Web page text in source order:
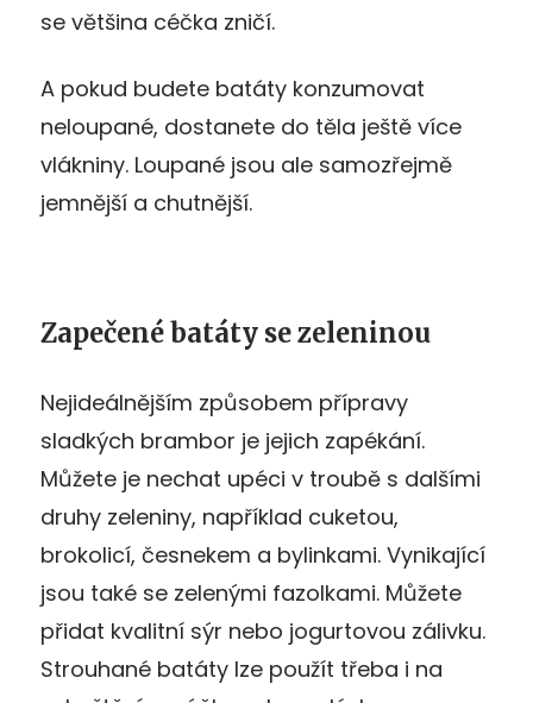
se většina céčka zničí.
A pokud budete batáty konzumovat
neloupané, dostanete do těla ještě více
vlákniny. Loupané jsou ale samozřejmě
jemnější a chutnější.
Zapečené batáty se zeleninou
Nejideálnějším způsobem přípravy
sladkých brambor je jejich zapékání.
Můžete je nechat upéci v troubě s dalšími
druhy zeleniny, například cuketou,
brokolicí, česnekem a bylinkami. Vynikající
jsou také se zelenými fazolkami. Můžete
přidat kvalitní sýr nebo jogurtovou zálivku.
Strouhané batáty lze použít třeba i na